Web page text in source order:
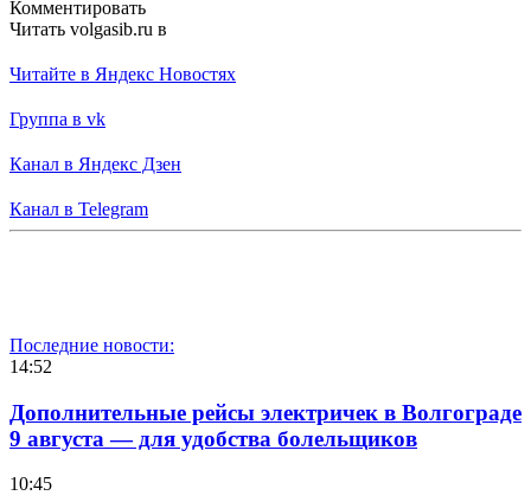
Комментировать
Читать volgasib.ru в
Читайте в Яндекс Новостях
Группа в vk
Канал в Яндекс Дзен
Канал в Telegram
Последние новости:
14:52
Дополнительные рейсы электричек в Волгограде
9 августа — для удобства болельщиков
10:45